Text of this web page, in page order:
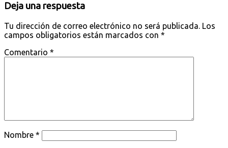
Deja una respuesta
Tu dirección de correo electrónico no será publicada. Los
campos obligatorios están marcados con *
Comentario *
Nombre *